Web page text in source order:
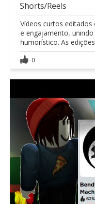
Shorts/Reels
Vídeos curtos
e engajamento,
humorístico. As
0